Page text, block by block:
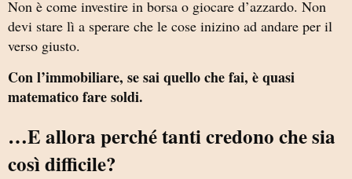
Non è come investire in borsa o giocare d’azzardo. Non
devi stare lì a sperare che le cose inizino ad andare per il
verso giusto.
Con l’immobiliare, se sai quello che fai, è quasi
matematico fare soldi.
…E allora perché tanti credono che sia
così difficile?